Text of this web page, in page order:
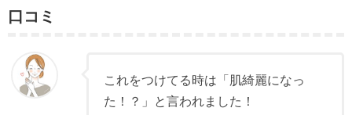
口コミ
これをつけてる時は「肌綺麗になっ
た！？」と言われました！